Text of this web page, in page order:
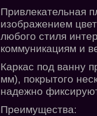
Привлекательная
изображением
любого стиля
коммуникациям и
Каркас под ванну
мм), покрытого
надежно
Преимущества: